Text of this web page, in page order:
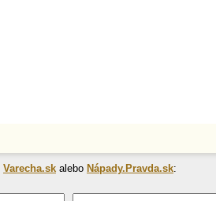
Varecha.sk alebo Nápady.Pravda.sk: